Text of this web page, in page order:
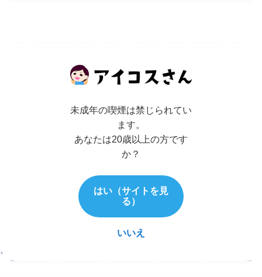
コンビニ スイーツ ファミリーマート
この記事が気に入ったら
いいね または フォローしてね！
未成年の喫煙は禁じられてい
ます。
あなたは20歳以上の方です
か？
はい（サイトを見
る）
いいえ